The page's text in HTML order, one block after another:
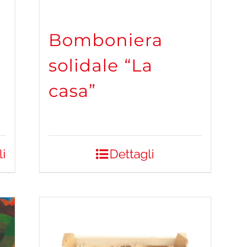
Bomboniera
solidale “La
casa”
Dettagli